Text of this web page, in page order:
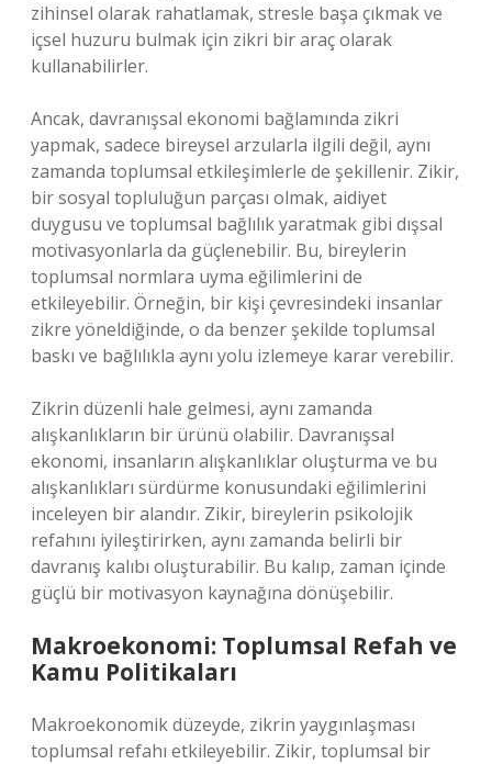
zihinsel olarak rahatlamak, stresle başa çıkmak ve
içsel huzuru bulmak için zikri bir araç olarak
kullanabilirler.
Ancak, davranışsal ekonomi bağlamında zikri
yapmak, sadece bireysel arzularla ilgili değil, aynı
zamanda toplumsal etkileşimlerle de şekillenir. Zikir,
bir sosyal topluluğun parçası olmak, aidiyet
duygusu ve toplumsal bağlılık yaratmak gibi dışsal
motivasyonlarla da güçlenebilir. Bu, bireylerin
toplumsal normlara uyma eğilimlerini de
etkileyebilir. Örneğin, bir kişi çevresindeki insanlar
zikre yöneldiğinde, o da benzer şekilde toplumsal
baskı ve bağlılıkla aynı yolu izlemeye karar verebilir.
Zikrin düzenli hale gelmesi, aynı zamanda
alışkanlıkların bir ürünü olabilir. Davranışsal
ekonomi, insanların alışkanlıklar oluşturma ve bu
alışkanlıkları sürdürme konusundaki eğilimlerini
inceleyen bir alandır. Zikir, bireylerin psikolojik
refahını iyileştirirken, aynı zamanda belirli bir
davranış kalıbı oluşturabilir. Bu kalıp, zaman içinde
güçlü bir motivasyon kaynağına dönüşebilir.
Makroekonomi: Toplumsal Refah ve
Kamu Politikaları
Makroekonomik düzeyde, zikrin yaygınlaşması
toplumsal refahı etkileyebilir. Zikir, toplumsal bir